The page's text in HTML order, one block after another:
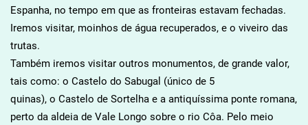
Espanha, no tempo em que as fronteiras estavam fechadas.
Iremos visitar, moinhos de água recuperados, e o viveiro das
trutas.
Também iremos visitar outros monumentos, de grande valor,
tais como: o Castelo do Sabugal (único de 5
quinas), o Castelo de Sortelha e a antiquíssima ponte romana,
perto da aldeia de Vale Longo sobre o rio Côa. Pelo meio